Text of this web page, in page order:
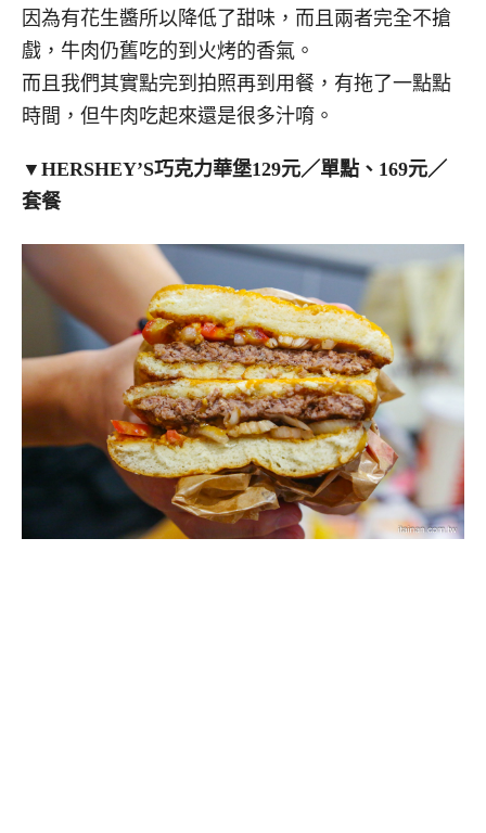
因為有花生醬所以降低了甜味，而且兩者完全不搶
戲，牛肉仍舊吃的到火烤的香氣。
而且我們其實點完到拍照再到用餐，有拖了一點點
時間，但牛肉吃起來還是很多汁唷。
▼ HERSHEY’S巧克力華堡129元／單點、169元／
套餐